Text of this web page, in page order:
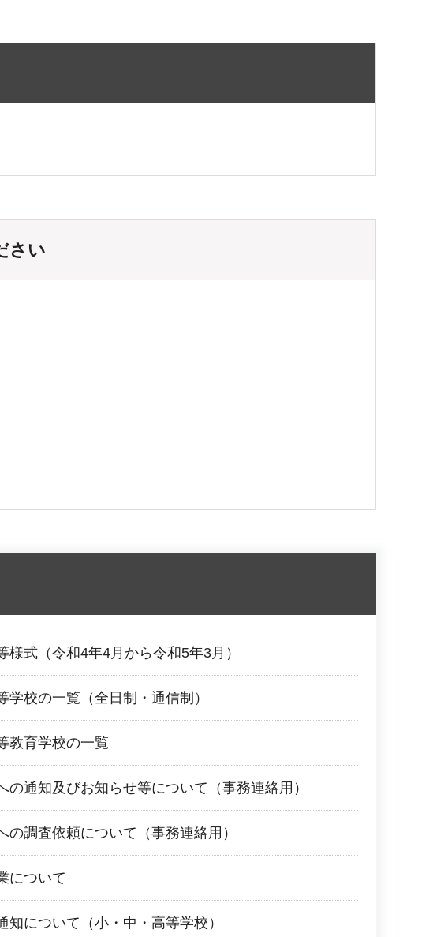
さい
様式（令和4年4月から令和5年3月）
学校の一覧（全日制・通信制）
教育学校の一覧
の通知及びお知らせ等について（事務連絡用）
の調査依頼について（事務連絡用）
について
知について（小・中・高等学校）